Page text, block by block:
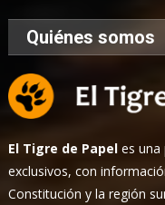
Quiénes somos
El Tigre de Papel es
exclusivos, con
Constitución y la región